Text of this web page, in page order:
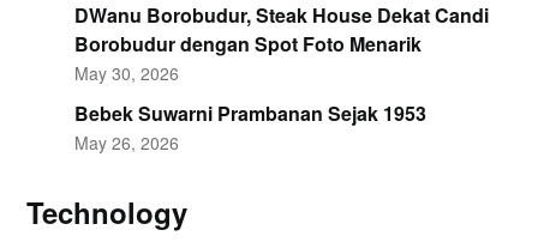
DWanu Borobudur, Steak House Dekat Candi
Borobudur dengan Spot Foto Menarik
May 30, 2026
Bebek Suwarni Prambanan Sejak 1953
May 26, 2026
Technology